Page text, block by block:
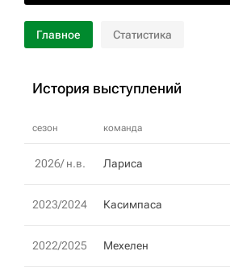
Главное Статистика
История выступлений
сезон команда
2026/ н.в. Лариса
2023/2024 Касимпаса
2022/2025 Мехелен